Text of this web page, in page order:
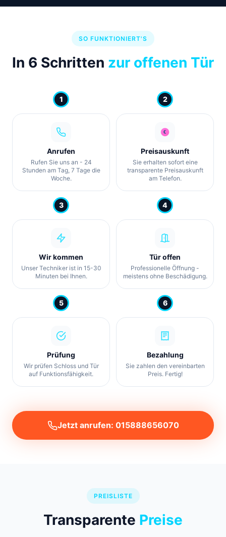
SO FUNKTIONIERT'S
In 6 Schritten zur offenen Tür
1
Anrufen
Rufen Sie uns an - 24
Stunden am Tag, 7 Tage die
Woche.
2
Preisauskunft
Sie erhalten sofort eine
transparente Preisauskunft
am Telefon.
3
Wir kommen
Unser Techniker ist in 15-30
Minuten bei Ihnen.
4
Tür offen
Professionelle Öffnung -
meistens ohne Beschädigung.
5
Prüfung
Wir prüfen Schloss und Tür
auf Funktionsfähigkeit.
6
Bezahlung
Sie zahlen den vereinbarten
Preis. Fertig!
Jetzt anrufen: 015888656070
PREISLISTE
Transparente Preise